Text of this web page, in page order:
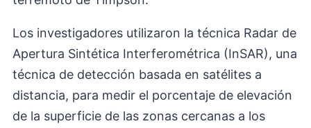
Los investigadores utilizaron la técnica Radar de
Apertura Sintética Interferométrica (InSAR), una
técnica de detección basada en satélites a
distancia, para medir el porcentaje de elevación
de la superficie de las zonas cercanas a los